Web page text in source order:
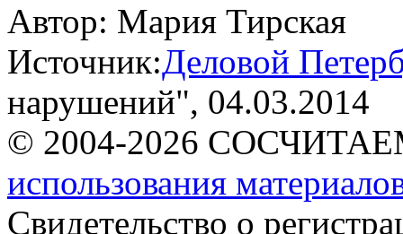
Автор: Мария Тирская
Источник:Деловой
нарушений", 04.03.2014
© 2004-2026
использования
Свидетельство о